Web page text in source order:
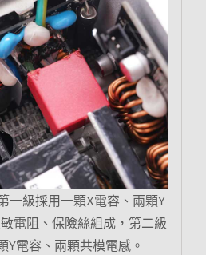
一級採用一顆X電容、兩顆Y
電阻、保險絲組成，第二級
Y電容、兩顆共模電感。